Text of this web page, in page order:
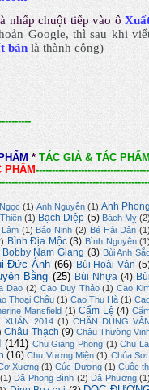
nhấp chuột tiếp vào ô
Google, thì sau khi
bản là thành công)
* TÁC GIẢ & TÁC
PHẨM-----------------------------------
(1) Anh Nguyên (1) Anh
(1) Bạch Diệp (5) Bách Mỵ
(1) Bảo Ninh (2) Bé Hải Dân
Bình Địa Mộc (3) Bình Nguyên
Bobby Nam Giang (3) Bùi Anh
Đức Ánh (66) Bùi Hoài Vân
Bằng (25) Bùi Nhựa (4)
Dao (2) Cao Duy Thảo (1) Cao
Thoại Châu (1) Cao Thu Hà (1)
Mansfield (1) Cẩm Lệ (4)
XUÂN 2014 (1) CHÂN DUNG
Châu Thạch (9) Châu Thường
(141) Chu Giang Phong (1) Chu
(16) Chu Vương Miện (1) Chúa
Xương (1) Cúc Dương (1) Cuộc
(1) Dã Phong Bình (2) Dã Phương